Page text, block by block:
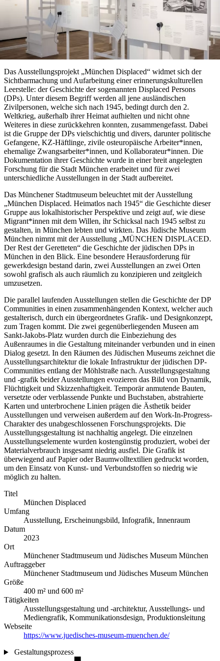
Das Ausstellungsprojekt „München Displaced“ widmet sich der
Sichtbarmachung und Aufarbeitung einer erinnerungskulturellen
Leerstelle: der Geschichte der sogenannten Displaced Persons
(DPs). Unter diesem Begriff werden all jene ausländischen
Zivilpersonen, welche sich nach 1945, bedingt durch den 2.
Weltkrieg, außerhalb ihrer Heimat aufhielten und nicht ohne
Weiteres in diese zurückkehren konnten, zusammengefasst. Dabei
ist die Gruppe der DPs vielschichtig und divers, darunter politische
Gefangene, KZ-Häftlinge, zivile osteuropäische Arbeiter*innen,
ehemalige Zwangsarbeiter*innen, und Kollaborateur*innen. Die
Dokumentation ihrer Geschichte wurde in einer breit angelegten
Forschung für die Stadt München erarbeitet und für zwei
unterschiedliche Ausstellungen in der Stadt aufbereitet.
Das Münchener Stadtmuseum beleuchtet mit der Ausstellung
„München Displaced. Heimatlos nach 1945“ die Geschichte dieser
Gruppe aus lokalhistorischer Perspektive und zeigt auf, wie diese
Migrant*innen mit dem Willen, ihr Schicksal nach 1945 selbst zu
gestalten, in München lebten und wirkten. Das Jüdische Museum
München nimmt mit der Ausstellung „MÜNCHEN DISPLACED.
Der Rest der Geretteten“ die Geschichte der jüdischen DPs in
München in den Blick. Eine besondere Herausforderung für
gewerkdesign bestand darin, zwei Ausstellungen an zwei Orten
sowohl grafisch als auch räumlich zu konzipieren und zeitgleich
umzusetzen.
Die parallel laufenden Ausstellungen stellen die Geschichte der DP
Communities in einen zusammenhängenden Kontext, welcher auch
gestalterisch, durch ein übergeordnetes Grafik- und Designkonzept,
zum Tragen kommt. Die zwei gegenüberliegenden Museen am
Sankt-Jakobs-Platz wurden durch die Einbeziehung des
Außenraumes in die Gestaltung miteinander verbunden und in einen
Dialog gesetzt. In den Räumen des Jüdischen Museums zeichnet die
Ausstellungsarchitektur die lokale Infrastruktur der jüdischen DP-
Communities entlang der Möhlstraße nach. Ausstellungsgestaltung
und -grafik beider Ausstellungen evozieren das Bild von Dynamik,
Flüchtigkeit und Skizzenhaftigkeit. Temporär anmutende Bauten,
versetzte oder verblassende Punkte und Buchstaben, abstrahierte
Karten und unterbrochene Linien prägen die Ästhetik beider
Ausstellungen und verweisen außerdem auf den Work-In-Progress-
Charakter des unabgeschlossenen Forschungsprojekts. Die
Ausstellungsgestaltung ist nachhaltig angelegt. Die einzelnen
Ausstellungselemente wurden kostengünstig produziert, wobei der
Materialverbrauch insgesamt niedrig ausfiel. Die Grafik ist
überwiegend auf Papier oder Baumwolltextilien gedruckt worden,
um den Einsatz von Kunst- und Verbundstoffen so niedrig wie
möglich zu halten.
Titel
München Displaced
Umfang
Ausstellung, Erscheinungsbild, Infografik, Innenraum
Datum
2023
Ort
Münchener Stadtmuseum und Jüdisches Museum München
Auftraggeber
Münchener Stadtmuseum und Jüdisches Museum München
Größe
400 m² und 600 m²
Tätigkeiten
Ausstellungsgestaltung und -architektur, Ausstellungs- und
Mediengrafik, Kommunikationsdesign, Produktionsleitung
Webseite
https://www.juedisches-museum-muenchen.de/
Gestaltungsprozess